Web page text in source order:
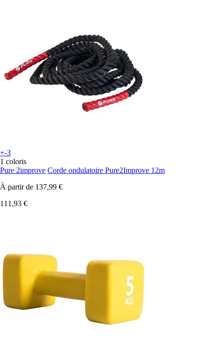
+-3
1 coloris
Pure 2improve Corde ondulatoire Pure2Improve 12m
À partir de 137,99 €
111,93 €